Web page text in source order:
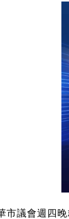
市議會週四